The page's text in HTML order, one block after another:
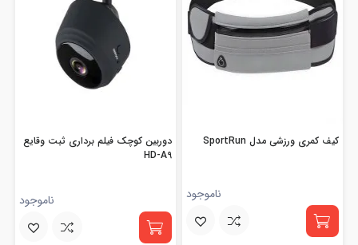
کیف کمری ورزشی مدل SportRun
ناموجود
دوربین کوچک فیلم برداری ثبت وقایع
HD-A9
ناموجود